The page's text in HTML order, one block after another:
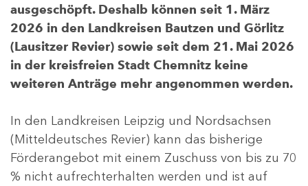
ausgeschöpft. Deshalb können seit 1. März
2026 in den Landkreisen Bautzen und Görlitz
(Lausitzer Revier) sowie seit dem 21. Mai 2026
in der kreisfreien Stadt Chemnitz keine
weiteren Anträge mehr angenommen werden.
In den Landkreisen Leipzig und Nordsachsen
(Mitteldeutsches Revier) kann das bisherige
Förderangebot mit einem Zuschuss von bis zu 70
% nicht aufrechterhalten werden und ist auf